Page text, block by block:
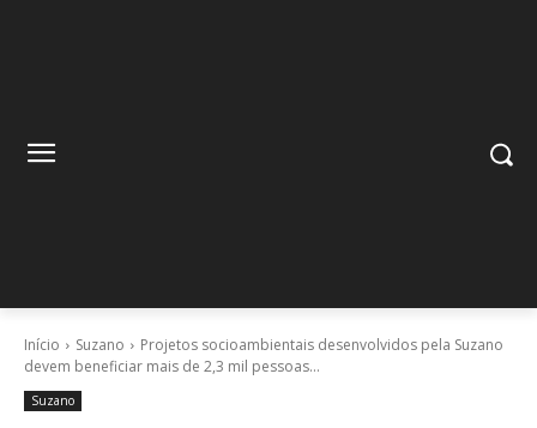
Início Suzano
Projetos socioambientais desenvolvidos pela Suzano
devem beneficiar mais de 2,3 mil pessoas...
Suzano